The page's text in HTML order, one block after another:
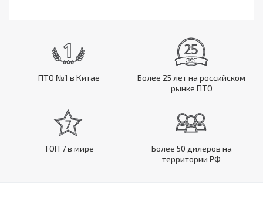
ПТО №1 в Китае
Более 25 лет на российском
рынке ПТО
ТОП 7 в мире
Более 50 дилеров на
территории РФ